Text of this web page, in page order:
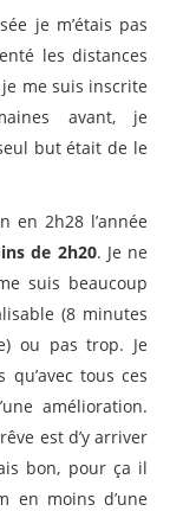
je m’étais pas
les distances
me suis inscrite
avant, je
but était de le
en 2h28 l’année
de 2h20. Je ne
suis beaucoup
(8 minutes
ou pas trop. Je
tous ces
amélioration.
est d’y arriver
bon, pour ça il
en moins d’une